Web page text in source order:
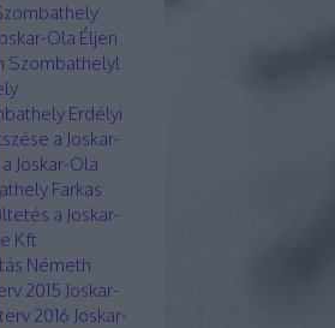
Ola Éljen
Szombathely!
Erdélyi
a Joskar-
Joskar-Ola
Farkas
a Joskar-
Kft
Németh
2015 Joskar-
2016 Joskar-